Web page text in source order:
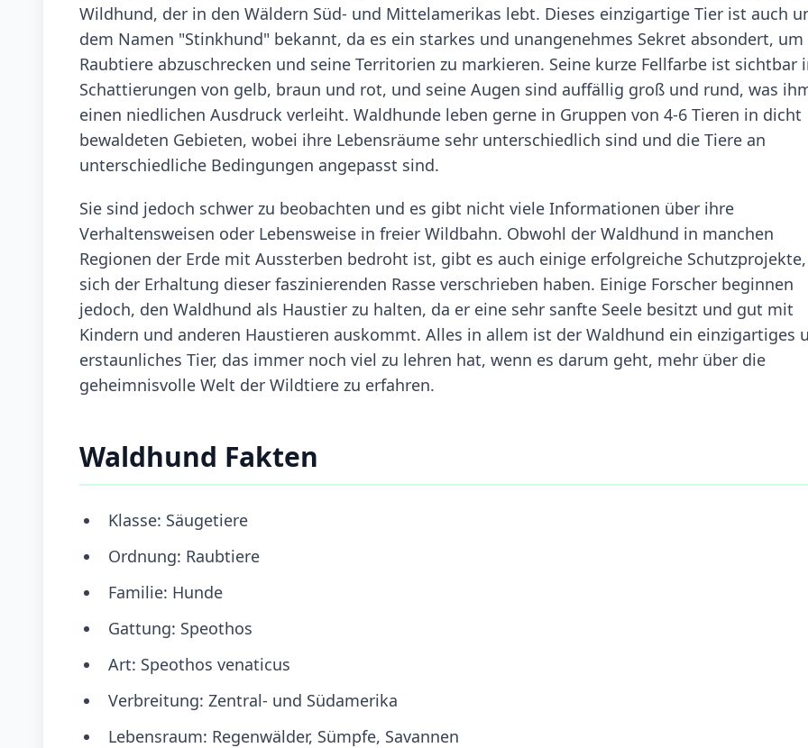
Wildhund, der in den Wäldern Süd- und Mittelamerikas lebt. Dieses einzigartige Tier ist auch
dem Namen "Stinkhund" bekannt, da es ein starkes und unangenehmes Sekret absondert, um
Raubtiere abzuschrecken und seine Territorien zu markieren. Seine kurze Fellfarbe ist sichtbar
Schattierungen von gelb, braun und rot, und seine Augen sind auffällig groß und rund, was
einen niedlichen Ausdruck verleiht. Waldhunde leben gerne in Gruppen von 4-6 Tieren in dicht
bewaldeten Gebieten, wobei ihre Lebensräume sehr unterschiedlich sind und die Tiere an
unterschiedliche Bedingungen angepasst sind.
Sie sind jedoch schwer zu beobachten und es gibt nicht viele Informationen über ihre
Verhaltensweisen oder Lebensweise in freier Wildbahn. Obwohl der Waldhund in manchen
Regionen der Erde mit Aussterben bedroht ist, gibt es auch einige erfolgreiche
sich der Erhaltung dieser faszinierenden Rasse verschrieben haben. Einige Forscher beginnen
jedoch, den Waldhund als Haustier zu halten, da er eine sehr sanfte Seele besitzt und gut mit
Kindern und anderen Haustieren auskommt. Alles in allem ist der Waldhund ein einzigartiges
erstaunliches Tier, das immer noch viel zu lehren hat, wenn es darum geht, mehr über die
geheimnisvolle Welt der Wildtiere zu erfahren.
Waldhund Fakten
Klasse: Säugetiere
Ordnung: Raubtiere
Familie: Hunde
Gattung: Speothos
Art: Speothos venaticus
Verbreitung: Zentral- und Südamerika
Lebensraum: Regenwälder, Sümpfe, Savannen